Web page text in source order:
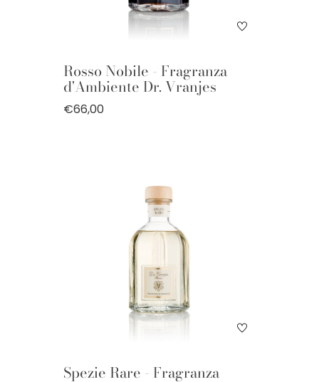
Rosso Nobile - Fragranza
d'Ambiente Dr. Vranjes
€66,00
Spezie Rare - Fragranza